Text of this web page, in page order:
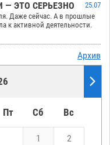
ЭТО СЕРЬЕЗНО
25.07
Даже сейчас. А в прошлые
к активной деятельности.
Архив
Пт Сб Вс
1 2